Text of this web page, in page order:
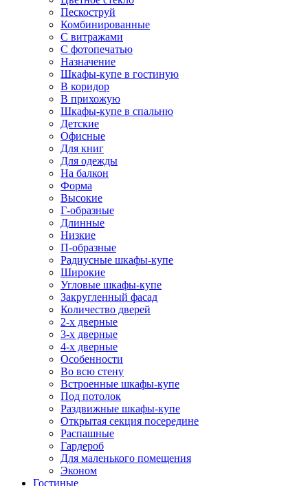
Пескоструй
Комбинированные
С витражами
С фотопечатью
Назначение
Шкафы-купе в гостиную
В коридор
В прихожую
Шкафы-купе в спальню
Детские
Офисные
Для книг
Для одежды
На балкон
Форма
Высокие
Г-образные
Длинные
Низкие
П-образные
Радиусные шкафы-купе
Широкие
Угловые шкафы-купе
Закругленный фасад
Количество дверей
2-х дверные
3-х дверные
4-х дверные
Особенности
Во всю стену
Встроенные шкафы-купе
Под потолок
Раздвижные шкафы-купе
Открытая секция посередине
Распашные
Гардероб
Для маленького помещения
Эконом
Гостиные